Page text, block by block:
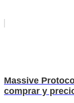
Massive
comprar y